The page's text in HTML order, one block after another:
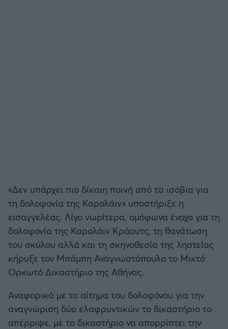
«Δεν υπάρχει πιο δίκαιη ποινή από τα ισόβια για
τη δολοφονία της Καρολάιν» υποστήριξε η
εισαγγελέας. Λίγο νωρίτερα, ομόφωνα ένοχο για τη
δολοφονία της Καρολάιν Κράουτς, τη θανάτωση
του σκύλου αλλά και τη σκηνοθεσία της ληστείας
κήρυξε τον Μπάμπη Αναγνωστόπουλο το Μικτό
Ορκωτό Δικαστήριο της Αθήνας.
Αναφορικά με το αίτημα του δολοφόνου για την
αναγνώριση δύο ελαφρυντικών το δικαστήριο το
απέρριψε, με το δικαστήριο να απορρίπτει την